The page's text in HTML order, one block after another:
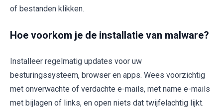
of bestanden klikken.
Hoe voorkom je de installatie van malware?
Installeer regelmatig updates voor uw
besturingssysteem, browser en apps. Wees voorzichtig
met onverwachte of verdachte e-mails, met name e-mails
met bijlagen of links, en open niets dat twijfelachtig lijkt.